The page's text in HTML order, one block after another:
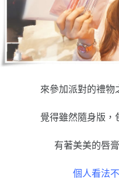
來參加派對的禮物
覺得雖然隨身版，
有著美美的唇
個人看法